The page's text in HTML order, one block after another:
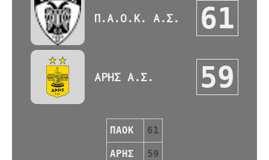
Π.Α.Ο.Κ. Α.Σ. 61
ΑΡΗΣ Α.Σ. 59
ΠΑΟΚ 61
ΑΡΗΣ 59